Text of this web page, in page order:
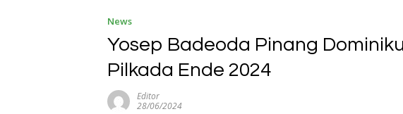
News
Yosep Badeoda Pinang
Pilkada Ende 2024
Editor
28/06/2024